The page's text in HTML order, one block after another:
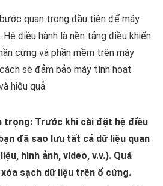
quan trọng đầu tiên để máy
điều hành là nền tảng điều khiển
cứng và phần mềm trên máy
sẽ đảm bảo máy tính hoạt
hiệu quả.
trọng: Trước khi cài đặt hệ điều
đã sao lưu tất cả dữ liệu quan
hình ảnh, video, v.v.). Quá
sạch dữ liệu trên ổ cứng.